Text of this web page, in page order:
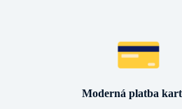
Moderná platba